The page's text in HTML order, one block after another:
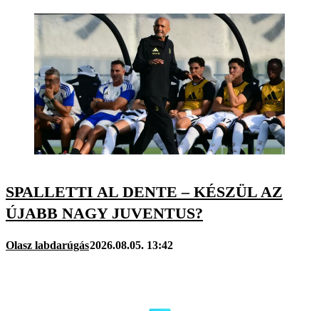
SPALLETTI AL DENTE – KÉSZÜL AZ
ÚJABB NAGY JUVENTUS?
Olasz labdarúgás2026.08.05. 13:42